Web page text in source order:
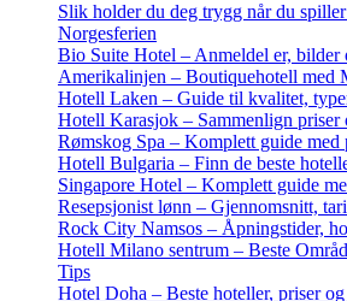
Slik holder du deg trygg når du
Norgesferien
Bio Suite Hotel – Anmeldel er, bilder
Amerikalinjen – Boutiquehotell med
Hotell Laken – Guide til kvalitet,
Hotell Karasjok – Sammenlign priser
Rømskog Spa – Komplett guide med
Hotell Bulgaria – Finn de beste
Singapore Hotel – Komplett guide
Resepsjonist lønn – Gjennomsnitt,
Rock City Namsos – Åpningstider,
Hotell Milano sentrum – Beste
Tips
Hotel Doha – Beste hoteller, priser